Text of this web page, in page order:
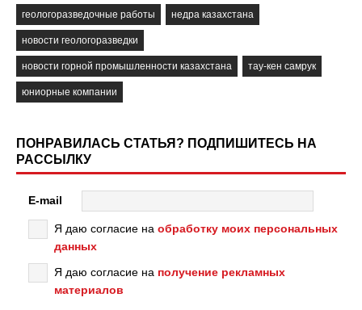
геологоразведочные работы недра казахстана
новости геологоразведки
новости горной промышленности казахстана тау-кен самрук
юниорные компании
ПОНРАВИЛАСЬ СТАТЬЯ? ПОДПИШИТЕСЬ НА
РАССЫЛКУ
E-mail
Я даю согласие на обработку моих персональных
данных
Я даю согласие на получение рекламных
материалов